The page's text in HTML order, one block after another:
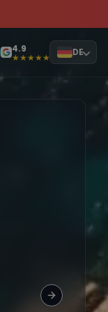
4.9
★★★★★ DE
Next slide